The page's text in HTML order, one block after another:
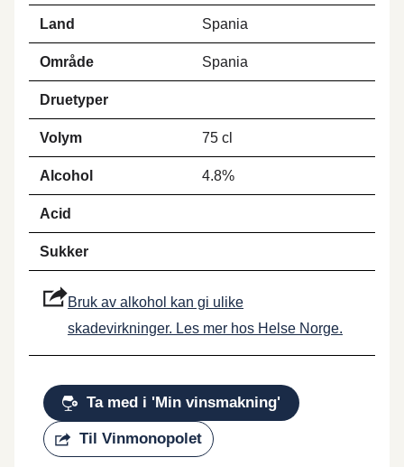
Land Spania
Område Spania
Druetyper
Volym 75 cl
Alcohol 4.8%
Acid
Sukker
Bruk av alkohol kan gi ulike
skadevirkninger. Les mer hos Helse Norge.
Ta med i 'Min vinsmakning'
Til Vinmonopolet